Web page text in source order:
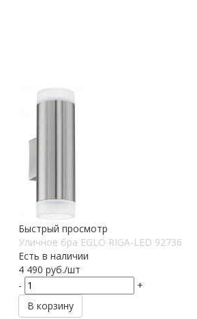
Быстрый просмотр
Уличное бра EGLO RIGA-LED 92736
Есть в наличии
4 490 руб./шт
-
+
В корзину